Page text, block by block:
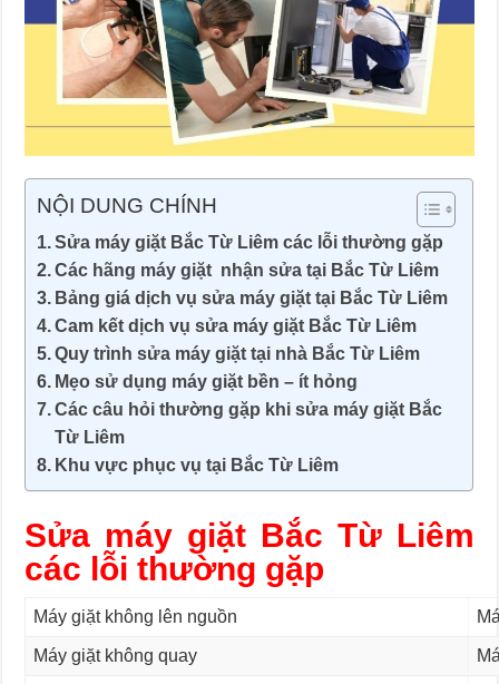
NỘI DUNG CHÍNH
Sửa máy giặt Bắc Từ Liêm các lỗi thường gặp
Các hãng máy giặt nhận sửa tại Bắc Từ Liêm
Bảng giá dịch vụ sửa máy giặt tại Bắc Từ Liêm
Cam kết dịch vụ sửa máy giặt Bắc Từ Liêm
Quy trình sửa máy giặt tại nhà Bắc Từ Liêm
Mẹo sử dụng máy giặt bền – ít hỏng
Các câu hỏi thường gặp khi sửa máy giặt Bắc
Từ Liêm
Khu vực phục vụ tại Bắc Từ Liêm
Sửa máy giặt Bắc Từ Liêm
các lỗi thường gặp
Máy giặt không lên nguồn
Máy giặt không quay